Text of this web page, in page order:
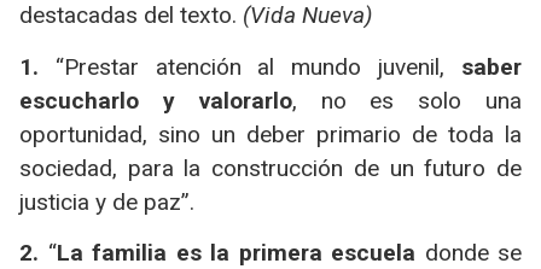
destacadas del texto. (Vida Nueva)
1. “Prestar atención al mundo juvenil, saber
escucharlo y valorarlo, no es solo una
oportunidad, sino un deber primario de toda la
sociedad, para la construcción de un futuro de
justicia y de paz”.
2. “La familia es la primera escuela donde se